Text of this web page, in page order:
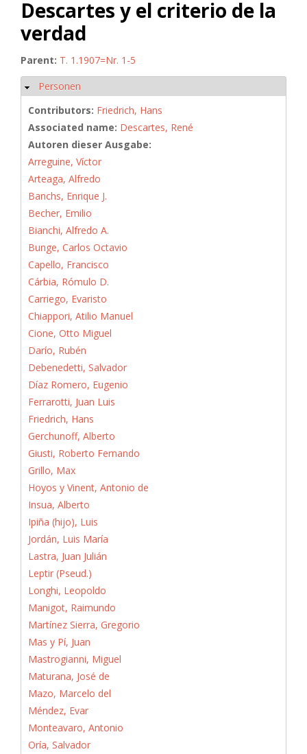
Descartes y el criterio de la
verdad
Parent: T. 1.1907=Nr. 1-5
Hide
Personen
Contributors: Friedrich, Hans
Associated name: Descartes, René
Autoren dieser Ausgabe:
Arreguine, Víctor
Arteaga, Alfredo
Banchs, Enrique J.
Becher, Emilio
Bianchi, Alfredo A.
Bunge, Carlos Octavio
Capello, Francisco
Cárbia, Rómulo D.
Carriego, Evaristo
Chiappori, Atilio Manuel
Cione, Otto Miguel
Darío, Rubén
Debenedetti, Salvador
Díaz Romero, Eugenio
Ferrarotti, Juan Luis
Friedrich, Hans
Gerchunoff, Alberto
Giusti, Roberto Fernando
Grillo, Max
Hoyos y Vinent, Antonio de
Insua, Alberto
Ipiña (hijo), Luis
Jordán, Luis María
Lastra, Juan Julián
Leptir (Pseud.)
Longhi, Leopoldo
Manigot, Raimundo
Martínez Sierra, Gregorio
Mas y Pí, Juan
Mastrogianni, Miguel
Maturana, José de
Mazo, Marcelo del
Méndez, Evar
Monteavaro, Antonio
Oría, Salvador